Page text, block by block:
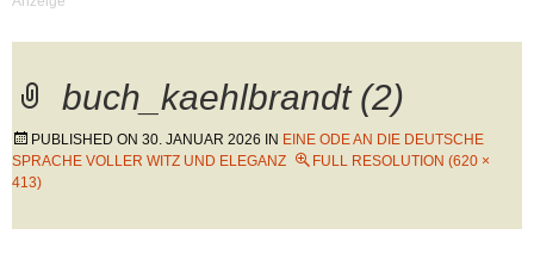
buch_kaehlbrandt (2)
PUBLISHED ON 30. JANUAR 2026 IN EINE ODE AN DIE DEUTSCHE
SPRACHE VOLLER WITZ UND ELEGANZ
FULL RESOLUTION (620 ×
413)